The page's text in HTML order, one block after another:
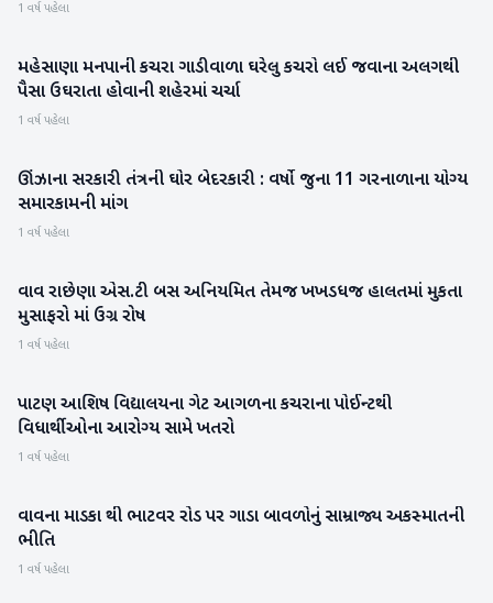
1 વર્ષ પહેલા
મહેસાણા
મહેસાણા મનપાની કચરા ગાડીવાળા ઘરેલુ કચરો લઈ જવાના અલગથી
પૈસા ઉઘરાતા હોવાની શહેરમાં ચર્ચા
1 વર્ષ પહેલા
મહેસાણા
ઊંઝાના સરકારી તંત્રની ઘોર બેદરકારી : વર્ષો જુના 11 ગરનાળાના યોગ્ય
સમારકામની માંગ
1 વર્ષ પહેલા
બનાસકાંઠા
વાવ રાછેણા એસ.ટી બસ અનિયમિત તેમજ ખખડધજ હાલતમાં મુકતા
મુસાફરો માં ઉગ્ર રોષ
1 વર્ષ પહેલા
પાટણ
પાટણ આશિષ વિદ્યાલયના ગેટ આગળના કચરાના પોઈન્ટથી
વિધાર્થીઓના આરોગ્ય સામે ખતરો
1 વર્ષ પહેલા
બનાસકાંઠા
વાવના માડકા થી ભાટવર રોડ પર ગાડા બાવળોનું સામ્રાજ્ય અકસ્માતની
ભીતિ
1 વર્ષ પહેલા